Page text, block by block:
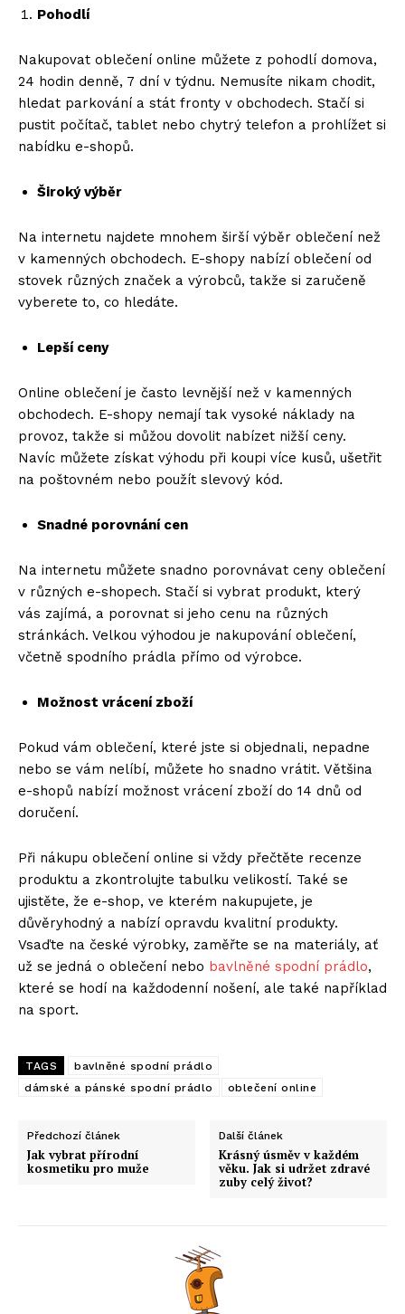
Pohodlí
Nakupovat oblečení online můžete z pohodlí domova,
24 hodin denně, 7 dní v týdnu. Nemusíte nikam chodit,
hledat parkování a stát fronty v obchodech. Stačí si
pustit počítač, tablet nebo chytrý telefon a prohlížet si
nabídku e-shopů.
Široký výběr
Na internetu najdete mnohem širší výběr oblečení než
v kamenných obchodech. E-shopy nabízí oblečení od
stovek různých značek a výrobců, takže si zaručeně
vyberete to, co hledáte.
Lepší ceny
Online oblečení je často levnější než v kamenných
obchodech. E-shopy nemají tak vysoké náklady na
provoz, takže si můžou dovolit nabízet nižší ceny.
Navíc můžete získat výhodu při koupi více kusů, ušetřit
na poštovném nebo použít slevový kód.
Snadné porovnání cen
Na internetu můžete snadno porovnávat ceny oblečení
v různých e-shopech. Stačí si vybrat produkt, který
vás zajímá, a porovnat si jeho cenu na různých
stránkách. Velkou výhodou je nakupování oblečení,
včetně spodního prádla přímo od výrobce.
Možnost vrácení zboží
Pokud vám oblečení, které jste si objednali, nepadne
nebo se vám nelíbí, můžete ho snadno vrátit. Většina
e-shopů nabízí možnost vrácení zboží do 14 dnů od
doručení.
Při nákupu oblečení online si vždy přečtěte recenze
produktu a zkontrolujte tabulku velikostí. Také se
ujistěte, že e-shop, ve kterém nakupujete, je
důvěryhodný a nabízí opravdu kvalitní produkty.
Vsaďte na české výrobky, zaměřte se na materiály, ať
už se jedná o oblečení nebo bavlněné spodní prádlo,
které se hodí na každodenní nošení, ale také například
na sport.
TAGS
bavlněné spodní prádlo
dámské a pánské spodní prádlo
oblečení online
Předchozí článek
Jak vybrat přírodní
kosmetiku pro muže
Další článek
Krásný úsměv v každém
věku. Jak si udržet zdravé
zuby celý život?